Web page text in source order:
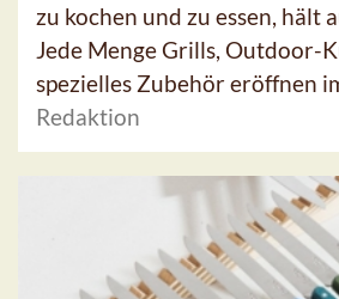
zu kochen und zu essen, hält
Jede Menge Grills, Outdoor-
spezielles Zubehör eröffnen
Redaktion